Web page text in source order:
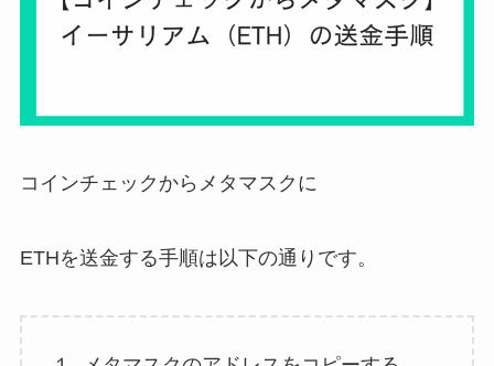
コインチェックからメタマスクに
ETHを送金する手順は以下の通りです。